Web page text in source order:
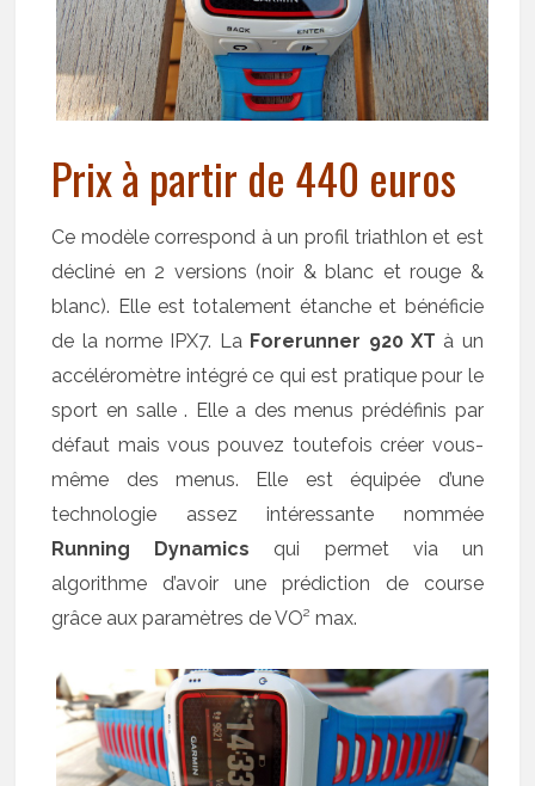
Prix à partir de 440 euros
Ce modèle correspond à un profil triathlon et est
décliné en 2 versions (noir & blanc et rouge &
blanc). Elle est totalement étanche et bénéficie
de la norme IPX7. La Forerunner 920 XT à un
accéléromètre intégré ce qui est pratique pour le
sport en salle . Elle a des menus prédéfinis par
défaut mais vous pouvez toutefois créer vous-
même des menus. Elle est équipée d’une
technologie assez intéressante nommée
Running Dynamics qui permet via un
algorithme d’avoir une prédiction de course
grâce aux paramètres de VO² max.